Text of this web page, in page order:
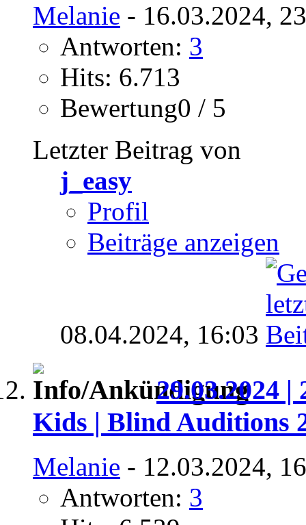
Melanie - 16.03.2024,
Antworten: 3
Hits: 6.713
Bewertung0 / 5
Letzter Beitrag von
j_easy
Profil
Beiträge anzeigen
08.04.2024, 16:03
29.03.2024 |
Kids | Blind Auditions
Melanie - 12.03.2024,
Antworten: 3